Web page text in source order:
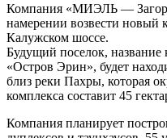
Компания «МИЭЛЬ —
намерении возвести новый
Калужском шоссе.
Будущий поселок, название
«Остров Эрин», будет
близ реки Пахры, которая
комплекса составит 45
Компания планирует